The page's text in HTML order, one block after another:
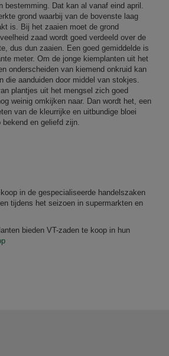
bestemming. Dat kan al vanaf eind april.
grond waarbij van de bovenste laag
is. Bij het zaaien moet de grond
zaad wordt goed verdeeld over de
dus dun zaaien. Een goed gemiddelde is
meter. Om de jonge kiemplanten uit het
onderscheiden van kiemend onkruid kan
die aanduiden door middel van stokjes.
plantjes uit het mengsel zich goed
weinig omkijken naar. Dan wordt het, een
van de kleurrijke en uitbundige bloei
en geliefd zijn.
in de gespecialiseerde handelszaken
tijdens het seizoen in supermarkten en
bieden VT-zaden te koop in hun